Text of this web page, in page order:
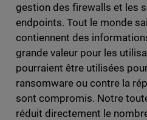
gestion des firewalls et les
endpoints. Tout le monde
contiennent des
grande valeur pour les
pourraient être utilisées
ransomware ou contre la
sont compromis. Notre
réduit directement le